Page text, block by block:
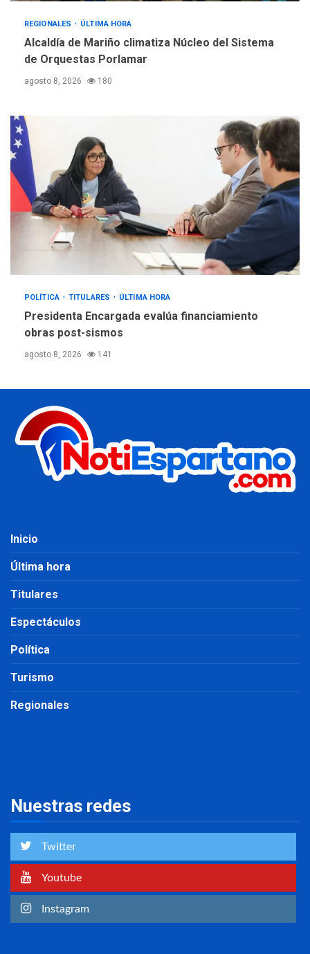
REGIONALES ÚLTIMA HORA
Alcaldía de Mariño climatiza Núcleo del Sistema
de Orquestas Porlamar
agosto 8, 2026 180
POLÍTICA TITULARES ÚLTIMA HORA
Presidenta Encargada evalúa financiamiento
obras post-sismos
agosto 8, 2026 141
Inicio
Última hora
Titulares
Espectáculos
Política
Turismo
Regionales
Nuestras redes
Twitter
Youtube
Instagram